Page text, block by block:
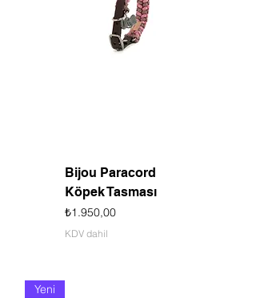
Bijou Paracord
Köpek Tasması
Fiyat
₺1.950,00
KDV dahil
Yeni